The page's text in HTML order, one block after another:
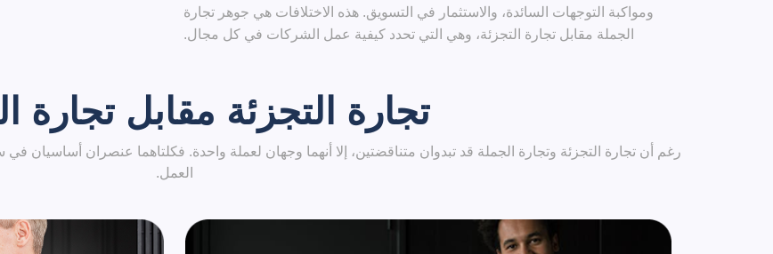
ومواكبة التوجهات السائدة، والاستثمار في التسويق. هذه الاختلافات هي جوهر تجارة
الجملة مقابل تجارة التجزئة، وهي التي تحدد كيفية عمل الشركات في كل مجال.
تجارة التجزئة مقابل تجارة
رغم أن تجارة التجزئة وتجارة الجملة قد تبدوان متناقضتين، إلا أنهما وجهان لعملة واحدة. فكلتاهما عنصران أساسيان
العمل.